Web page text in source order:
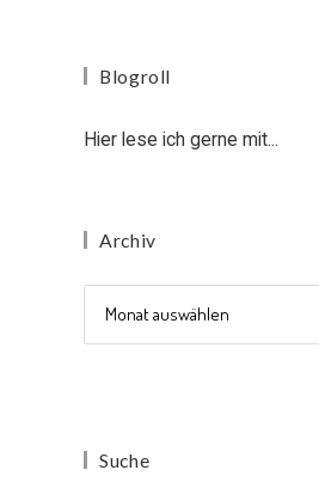
Blogroll
Hier lese ich gerne mit...
Archiv
Suche